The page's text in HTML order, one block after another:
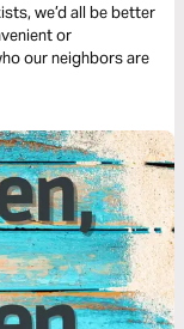
we’d all be better
or
our neighbors are